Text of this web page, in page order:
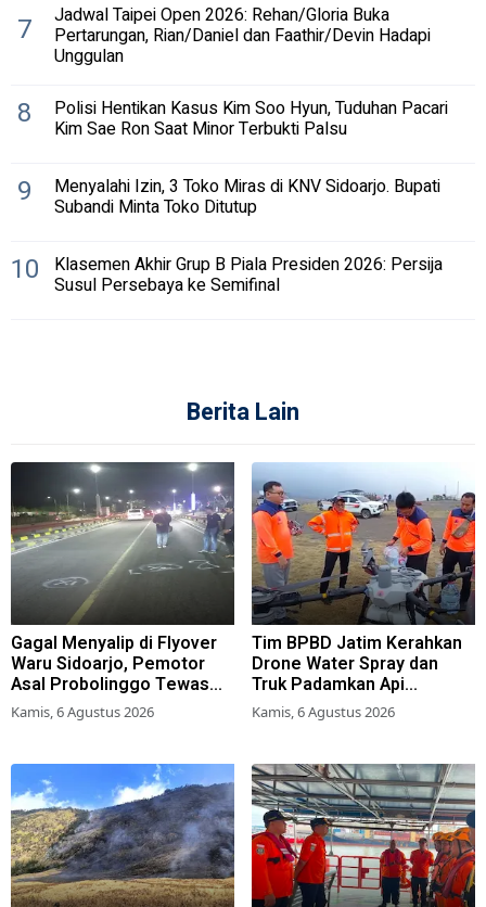
7 Jadwal Taipei Open 2026: Rehan/Gloria Buka
Pertarungan, Rian/Daniel dan Faathir/Devin Hadapi
Unggulan
8 Polisi Hentikan Kasus Kim Soo Hyun, Tuduhan Pacari
Kim Sae Ron Saat Minor Terbukti Palsu
9 Menyalahi Izin, 3 Toko Miras di KNV Sidoarjo. Bupati
Subandi Minta Toko Ditutup
10 Klasemen Akhir Grup B Piala Presiden 2026: Persija
Susul Persebaya ke Semifinal
Berita Lain
Gagal Menyalip di Flyover
Waru Sidoarjo, Pemotor
Asal Probolinggo Tewas
Tertabrak
Kamis, 6 Agustus 2026
Tim BPBD Jatim Kerahkan
Drone Water Spray dan
Truk Padamkan Api
Karhutla di Gunung Bromo
Kamis, 6 Agustus 2026